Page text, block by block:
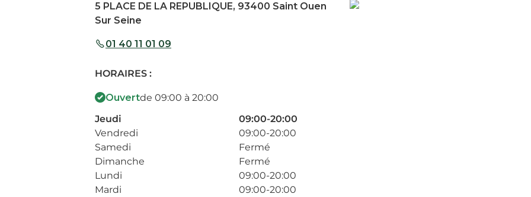
5 PLACE DE LA REPUBLIQUE, 93400 Saint Ouen
Sur Seine
01 40 11 01 09
HORAIRES :
Ouvertde 09:00 à 20:00
Jeudi
09:00-20:00
Vendredi
09:00-20:00
Samedi
Fermé
Dimanche
Fermé
Lundi
09:00-20:00
Mardi
09:00-20:00